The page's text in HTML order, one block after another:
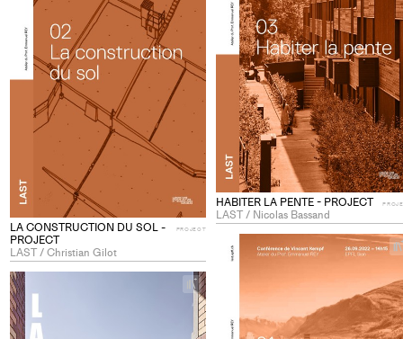
HABITER LA PENTE - PROJECT
LAST / Nicolas Bassand
LA CONSTRUCTION DU SOL -
PROJECT
LAST / Christian Gilot
PROJECT
collections
+
+
Add
project
to